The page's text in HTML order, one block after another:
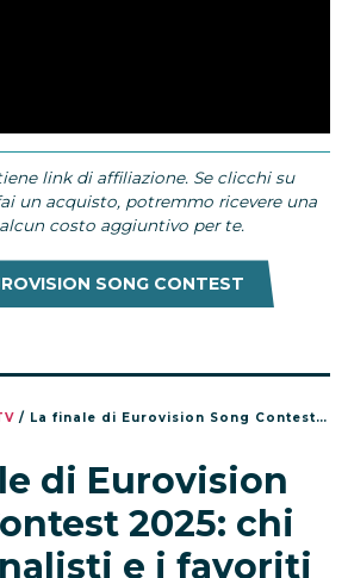
link di affiliazione. Se clicchi su
un acquisto, potremmo ricevere una
costo aggiuntivo per te.
SONG CONTEST
/ La finale di Eurovision Song Contest 2025: chi sono i finalisti e i favoriti
di Eurovision
2025: chi
e i favoriti